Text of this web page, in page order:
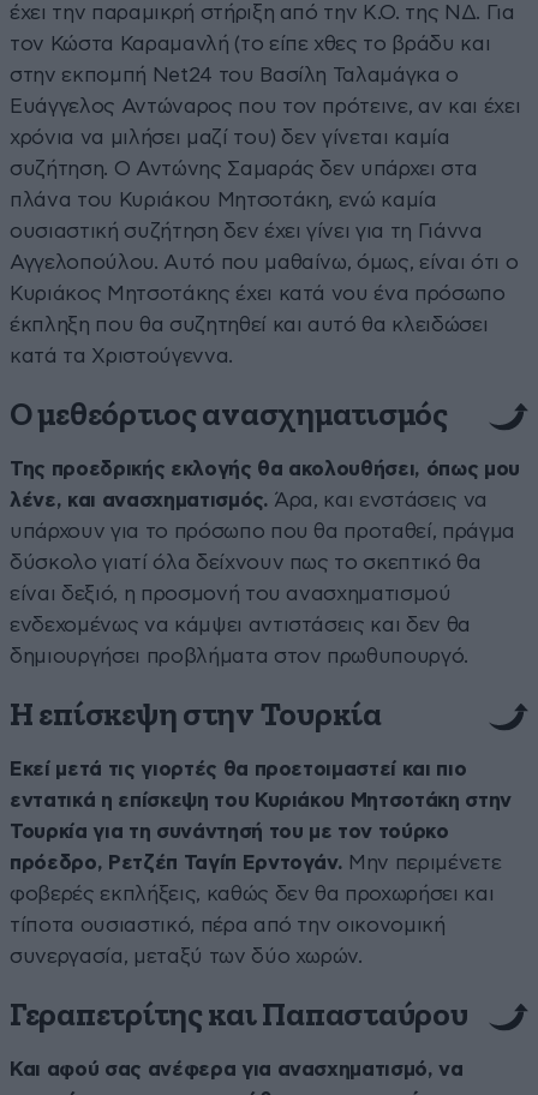
έχει την παραμικρή στήριξη από την Κ.Ο. της ΝΔ. Για
τον Κώστα Καραμανλή (το είπε χθες το βράδυ και
στην εκπομπή Net24 του Βασίλη Ταλαμάγκα ο
Ευάγγελος Αντώναρος που τον πρότεινε, αν και έχει
χρόνια να μιλήσει μαζί του) δεν γίνεται καμία
συζήτηση. Ο Αντώνης Σαμαράς δεν υπάρχει στα
πλάνα του Κυριάκου Μητσοτάκη, ενώ καμία
ουσιαστική συζήτηση δεν έχει γίνει για τη Γιάννα
Αγγελοπούλου. Αυτό που μαθαίνω, όμως, είναι ότι ο
Κυριάκος Μητσοτάκης έχει κατά νου ένα πρόσωπο
έκπληξη που θα συζητηθεί και αυτό θα κλειδώσει
κατά τα Χριστούγεννα.
Ο μεθεόρτιος ανασχηματισμός
Της προεδρικής εκλογής θα ακολουθήσει, όπως μου
λένε, και ανασχηματισμός. Άρα, και ενστάσεις να
υπάρχουν για το πρόσωπο που θα προταθεί, πράγμα
δύσκολο γιατί όλα δείχνουν πως το σκεπτικό θα
είναι δεξιό, η προσμονή του ανασχηματισμού
ενδεχομένως να κάμψει αντιστάσεις και δεν θα
δημιουργήσει προβλήματα στον πρωθυπουργό.
Η επίσκεψη στην Τουρκία
Εκεί μετά τις γιορτές θα προετοιμαστεί και πιο
εντατικά η επίσκεψη του Κυριάκου Μητσοτάκη στην
Τουρκία για τη συνάντησή του με τον τούρκο
πρόεδρο, Ρετζέπ Ταγίπ Ερντογάν. Μην περιμένετε
φοβερές εκπλήξεις, καθώς δεν θα προχωρήσει και
τίποτα ουσιαστικό, πέρα από την οικονομική
συνεργασία, μεταξύ των δύο χωρών.
Γεραπετρίτης και Παπασταύρου
Και αφού σας ανέφερα για ανασχηματισμό, να